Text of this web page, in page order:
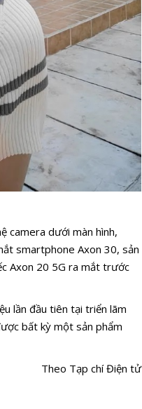
camera dưới màn hình,
smartphone Axon 30, sản
Axon 20 5G ra mắt trước
lần đầu tiên tại triển lãm
bất kỳ một sản phẩm
Theo Tạp chí Điện tử